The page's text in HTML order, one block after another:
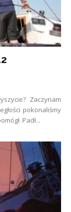
Zaczynam
pokonaliśmy
Padł...